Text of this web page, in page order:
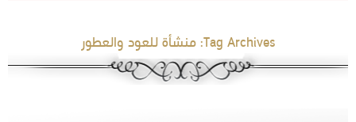
Tag Archives: منشأة للعود والعطور